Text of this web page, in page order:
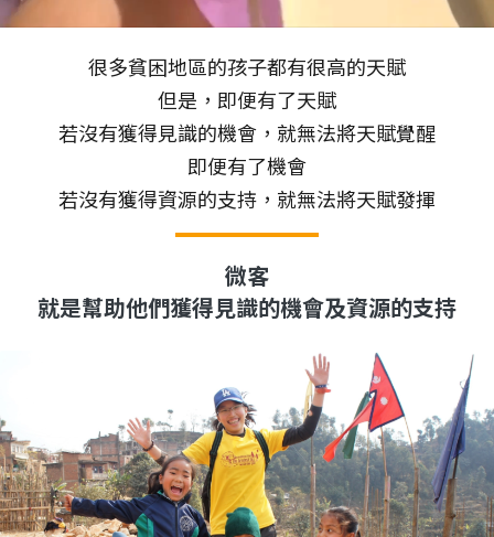
很多貧困地區的孩子都有很高的天賦
但是，即便有了天賦
若沒有獲得見識的機會，就無法將天賦覺醒
即便有了機會
若沒有獲得資源的支持，就無法將天賦發揮
微客
就是幫助他們獲得見識的機會及資源的支持